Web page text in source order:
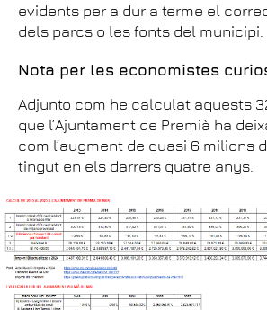
evidents per a dur a terme el
dels parcs o les fonts del municipi.
Nota per les economistes
Adjunto com he calculat aquests
que l’Ajuntament de Premià ha
com l’augment de quasi 6 milions
tingut en els darrers quatre anys.